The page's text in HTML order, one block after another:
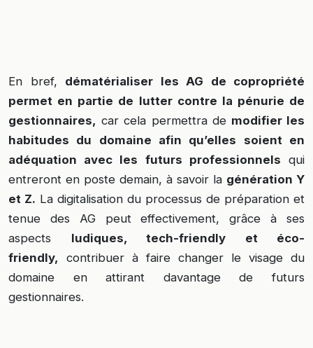
En bref, dématérialiser les AG de copropriété
permet en partie de lutter contre la pénurie de
gestionnaires, car cela permettra de modifier les
habitudes du domaine afin qu’elles soient en
adéquation avec les futurs professionnels qui
entreront en poste demain, à savoir la génération Y
et Z. La digitalisation du processus de préparation et
tenue des AG peut effectivement, grâce à ses
aspects ludiques, tech-friendly et éco-
friendly, contribuer à faire changer le visage du
domaine en attirant davantage de futurs
gestionnaires.